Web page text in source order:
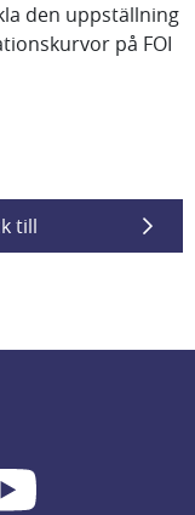
den uppställning
på FOI
till